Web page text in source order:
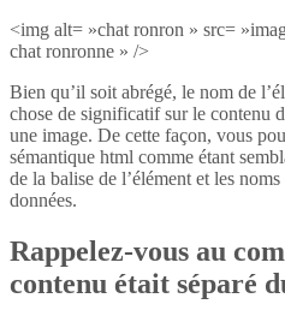
<img alt= »chat ronron » src=
chat ronronne » />
Bien qu’il soit abrégé, le nom de
chose de significatif sur le contenu
une image. De cette façon, vous
sémantique html comme étant
de la balise de l’élément et les
données.
Rappelez-vous au
contenu était séparé